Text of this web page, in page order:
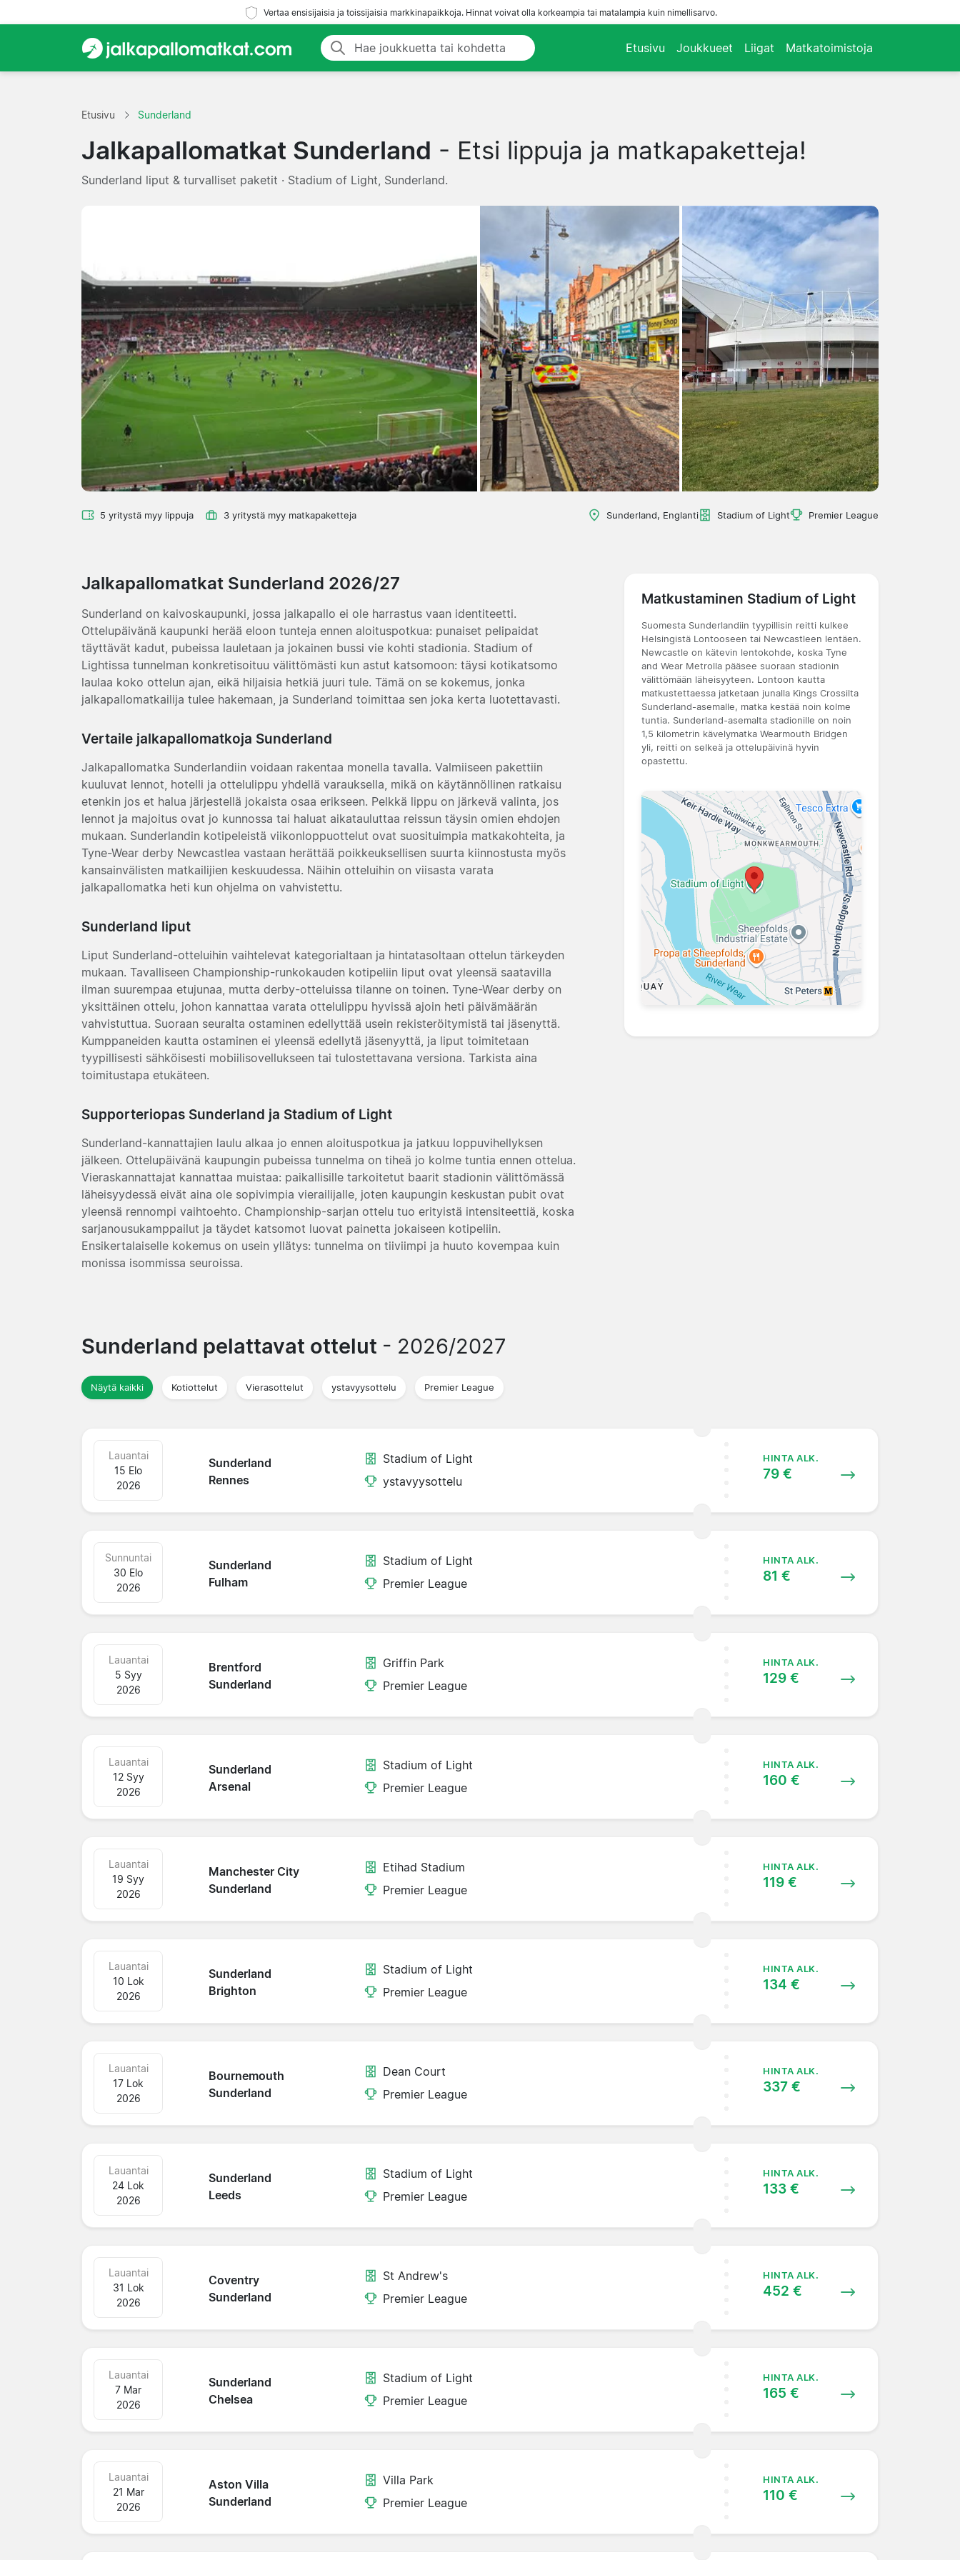
Vertaa ensisijaisia ja toissijaisia markkinapaikkoja. Hinnat voivat olla korkeampia tai matalampia kuin nimellisarvo.
Etusivu Joukkueet Liigat Matkatoimistoja
Etusivu Sunderland
Jalkapallomatkat Sunderland - Etsi lippuja ja matkapaketteja!
Sunderland liput & turvalliset paketit · Stadium of Light, Sunderland.
5 yritystä myy lippuja 3 yritystä myy matkapaketteja Sunderland, Englanti Stadium of Light Premier League
Jalkapallomatkat Sunderland 2026/27
Sunderland on kaivoskaupunki, jossa jalkapallo ei ole harrastus vaan identiteetti.
Ottelupäivänä kaupunki herää eloon tunteja ennen aloituspotkua: punaiset pelipaidat
täyttävät kadut, pubeissa lauletaan ja jokainen bussi vie kohti stadionia. Stadium of
Lightissa tunnelman konkretisoituu välittömästi kun astut katsomoon: täysi kotikatsomo
laulaa koko ottelun ajan, eikä hiljaisia hetkiä juuri tule. Tämä on se kokemus, jonka
jalkapallomatkailija tulee hakemaan, ja Sunderland toimittaa sen joka kerta luotettavasti.
Vertaile jalkapallomatkoja Sunderland
Jalkapallomatka Sunderlandiin voidaan rakentaa monella tavalla. Valmiiseen pakettiin
kuuluvat lennot, hotelli ja ottelulippu yhdellä varauksella, mikä on käytännöllinen ratkaisu
etenkin jos et halua järjestellä jokaista osaa erikseen. Pelkkä lippu on järkevä valinta, jos
lennot ja majoitus ovat jo kunnossa tai haluat aikatauluttaa reissun täysin omien ehdojen
mukaan. Sunderlandin kotipeleistä viikonloppuottelut ovat suosituimpia matkakohteita, ja
Tyne-Wear derby Newcastlea vastaan herättää poikkeuksellisen suurta kiinnostusta myös
kansainvälisten matkailijien keskuudessa. Näihin otteluihin on viisasta varata
jalkapallomatka heti kun ohjelma on vahvistettu.
Sunderland liput
Liput Sunderland-otteluihin vaihtelevat kategorialtaan ja hintatasoltaan ottelun tärkeyden
mukaan. Tavalliseen Championship-runkokauden kotipeliin liput ovat yleensä saatavilla
ilman suurempaa etujunaa, mutta derby-otteluissa tilanne on toinen. Tyne-Wear derby on
yksittäinen ottelu, johon kannattaa varata ottelulippu hyvissä ajoin heti päivämäärän
vahvistuttua. Suoraan seuralta ostaminen edellyttää usein rekisteröitymistä tai jäsenyttä.
Kumppaneiden kautta ostaminen ei yleensä edellytä jäsenyyttä, ja liput toimitetaan
tyypillisesti sähköisesti mobiilisovellukseen tai tulostettavana versiona. Tarkista aina
toimitustapa etukäteen.
Supporteriopas Sunderland ja Stadium of Light
Sunderland-kannattajien laulu alkaa jo ennen aloituspotkua ja jatkuu loppuvihellyksen
jälkeen. Ottelupäivänä kaupungin pubeissa tunnelma on tiheä jo kolme tuntia ennen ottelua.
Vieraskannattajat kannattaa muistaa: paikallisille tarkoitetut baarit stadionin välittömässä
läheisyydessä eivät aina ole sopivimpia vierailijalle, joten kaupungin keskustan pubit ovat
yleensä rennompi vaihtoehto. Championship-sarjan ottelu tuo erityistä intensiteettiä, koska
sarjanousukamppailut ja täydet katsomot luovat painetta jokaiseen kotipeliin.
Ensikertalaiselle kokemus on usein yllätys: tunnelma on tiiviimpi ja huuto kovempaa kuin
monissa isommissa seuroissa.
Matkustaminen Stadium of Light
Suomesta Sunderlandiin tyypillisin reitti kulkee
Helsingistä Lontooseen tai Newcastleen lentäen.
Newcastle on kätevin lentokohde, koska Tyne
and Wear Metrolla pääsee suoraan stadionin
välittömään läheisyyteen. Lontoon kautta
matkustettaessa jatketaan junalla Kings Crossilta
Sunderland-asemalle, matka kestää noin kolme
tuntia. Sunderland-asemalta stadionille on noin
1,5 kilometrin kävelymatka Wearmouth Bridgen
yli, reitti on selkeä ja ottelupäivinä hyvin
opastettu.
Sunderland pelattavat ottelut - 2026/2027
Näytä kaikki Kotiottelut Vierasottelut ystavyysottelu Premier League
Sunderland
Rennes
Lauantai
15 Elo
2026
Stadium of Light
ystavyysottelu
HINTA ALK.
79 €
Sunderland
Fulham
Sunnuntai
30 Elo
2026
Stadium of Light
Premier League
HINTA ALK.
81 €
Brentford
Sunderland
Lauantai
5 Syy
2026
Griffin Park
Premier League
HINTA ALK.
129 €
Sunderland
Arsenal
Lauantai
12 Syy
2026
Stadium of Light
Premier League
HINTA ALK.
160 €
Manchester City
Sunderland
Lauantai
19 Syy
2026
Etihad Stadium
Premier League
HINTA ALK.
119 €
Sunderland
Brighton
Lauantai
10 Lok
2026
Stadium of Light
Premier League
HINTA ALK.
134 €
Bournemouth
Sunderland
Lauantai
17 Lok
2026
Dean Court
Premier League
HINTA ALK.
337 €
Sunderland
Leeds
Lauantai
24 Lok
2026
Stadium of Light
Premier League
HINTA ALK.
133 €
Coventry
Sunderland
Lauantai
31 Lok
2026
St Andrew's
Premier League
HINTA ALK.
452 €
Sunderland
Chelsea
Lauantai
7 Mar
2026
Stadium of Light
Premier League
HINTA ALK.
165 €
Aston Villa
Sunderland
Lauantai
21 Mar
2026
Villa Park
Premier League
HINTA ALK.
110 €